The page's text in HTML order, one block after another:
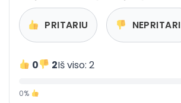
PRITARIU
0 2Iš viso: 2
0%